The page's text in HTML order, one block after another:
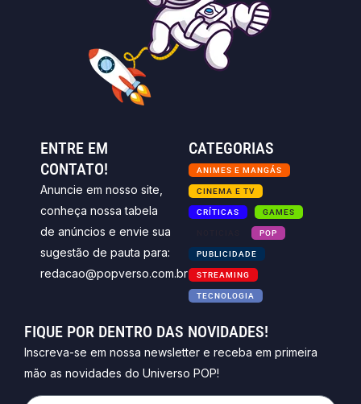
ENTRE EM
CONTATO!
Anuncie em nosso site,
conheça nossa tabela
de anúncios e envie sua
sugestão de pauta para:
redacao@popverso.com.br
CATEGORIAS
ANIMES E MANGÁS
CINEMA E TV
CRÍTICAS GAMES
POP
PUBLICIDADE
STREAMING
TECNOLOGIA
FIQUE POR DENTRO DAS NOVIDADES!
Inscreva-se em nossa newsletter e receba em primeira
mão as novidades do Universo POP!